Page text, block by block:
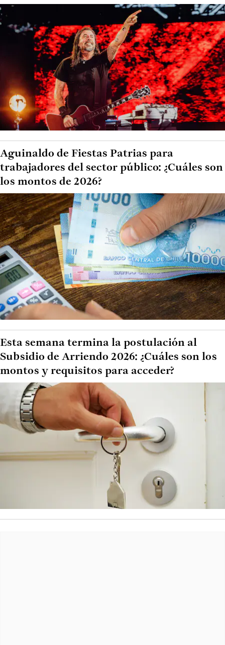
Aguinaldo de Fiestas Patrias para
trabajadores del sector público: ¿Cuáles son
los montos de 2026?
Esta semana termina la postulación al
Subsidio de Arriendo 2026: ¿Cuáles son los
montos y requisitos para acceder?